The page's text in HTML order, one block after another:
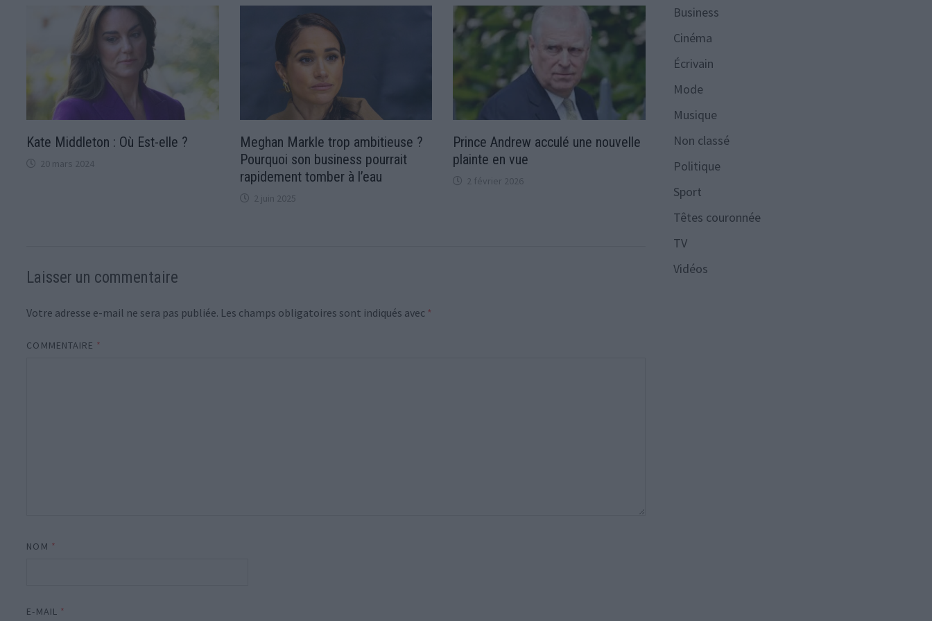
Kate Middleton : Où Est-elle ?
20 mars 2024
Meghan Markle trop ambitieuse ?
Pourquoi son business pourrait
rapidement tomber à l’eau
2 juin 2025
Prince Andrew acculé une nouvelle
plainte en vue
2 février 2026
Laisser un commentaire
Votre adresse e-mail ne sera pas publiée. Les champs obligatoires sont indiqués avec *
COMMENTAIRE *
NOM *
E-MAIL *
Business
Cinéma
Écrivain
Mode
Musique
Non classé
Politique
Sport
Têtes couronnée
TV
Vidéos